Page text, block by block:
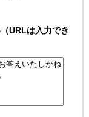
URLは入力でき